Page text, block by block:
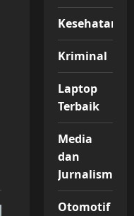
Kesehatan
Kriminal
Laptop
Terbaik
Media
dan
Jurnalisme
Otomotif